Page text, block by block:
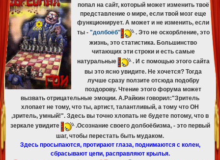
попал на сайт, который может изменить твоё
представление о мире, если твой мозг еще
функционирует. А может и не изменить, если
ты - "долбоёб"
. Это не оскорбление, это
жизнь, это статистика. Большинство
читающих эти строки и есть самые
натуральные
. И с помощью этого сайта
вы это ясно увидите. Не хочется? Тогда
лучше сразу ползите отсюда подобру
поздорову. Чтение этого форума может
вызвать отрицательные эмоции. А.Райкин говорил:"Зритель
хлопает не тому, что ты, артист, талантливый, а тому что ОН
,зритель, умный!". Здесь вы точно хлопать не будете потому, что в
зеркале увидите
.Осознание своего долбоёбизма, - это первый
шаг, чтобы перестать быть мудаком.
Здесь просыпаются, протирают глаза, поднимаются с колен,
сбрасывают цепи, расправляют крылья.